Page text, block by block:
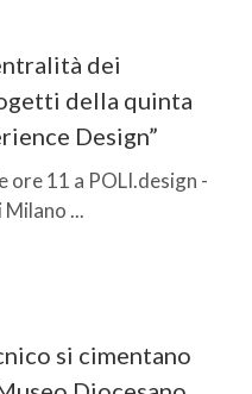
dei
della quinta
Design”
ore 11 a POLI.design -
...
si cimentano